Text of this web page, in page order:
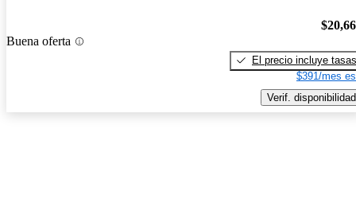
Buena oferta
El precio incluye tasas
$391/mes
Verif. disponibilidad